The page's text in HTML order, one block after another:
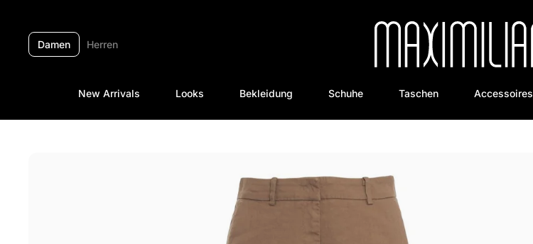
Damen Herren
New Arrivals Looks Bekleidung Schuhe Taschen Accessoires